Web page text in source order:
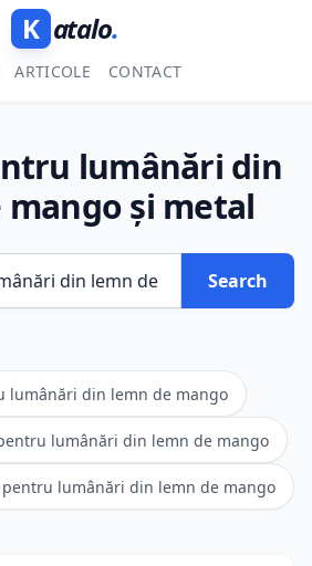
K atalo.
ARTICOLE CONTACT
lumânări din
mango și metal
Search
lumânări din lemn de mango
lumânări din lemn de mango
lumânări din lemn de mango